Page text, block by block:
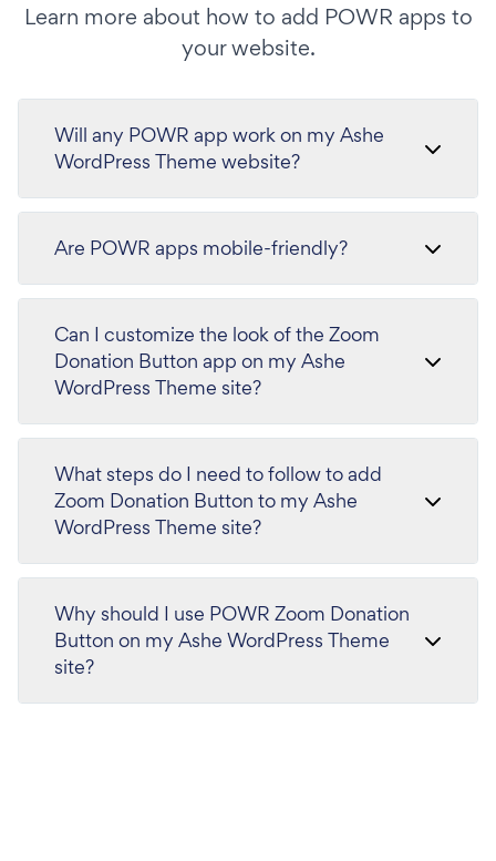
Learn more about how to add POWR apps to
your website.
Will any POWR app work on my Ashe
WordPress Theme website?
Are POWR apps mobile-friendly?
Can I customize the look of the Zoom
Donation Button app on my Ashe
WordPress Theme site?
What steps do I need to follow to add
Zoom Donation Button to my Ashe
WordPress Theme site?
Why should I use POWR Zoom Donation
Button on my Ashe WordPress Theme
site?